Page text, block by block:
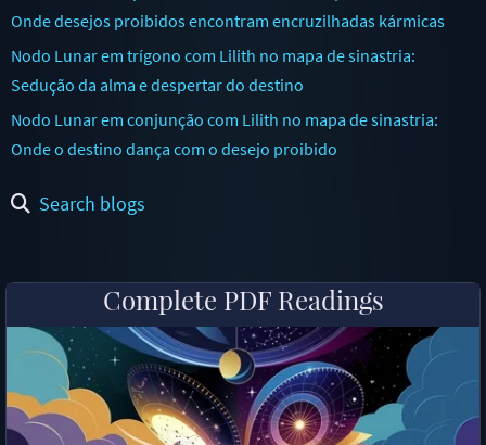
Onde desejos proibidos encontram encruzilhadas kármicas
Nodo Lunar em trígono com Lilith no mapa de sinastria:
Sedução da alma e despertar do destino
Nodo Lunar em conjunção com Lilith no mapa de sinastria:
Onde o destino dança com o desejo proibido
Search blogs
Complete PDF Readings